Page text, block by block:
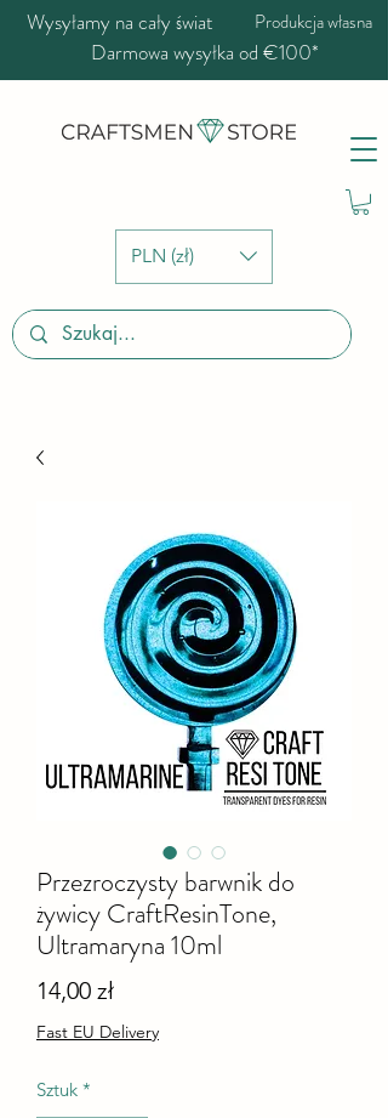
PLN (zł)
Wysyłamy na cały świat Produkcja własna
Darmowa wysyłka od €100*
Przezroczysty barwnik do
żywicy CraftResinTone,
Ultramaryna 10ml
14,00 złCena
Fast EU Delivery
Sztuk *